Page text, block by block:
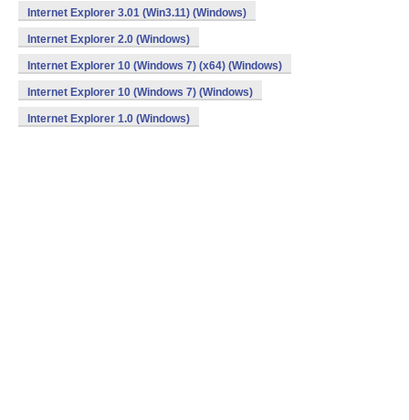
Internet Explorer 3.01 (Win3.11) (Windows)
Internet Explorer 2.0 (Windows)
Internet Explorer 10 (Windows 7) (x64) (Windows)
Internet Explorer 10 (Windows 7) (Windows)
Internet Explorer 1.0 (Windows)